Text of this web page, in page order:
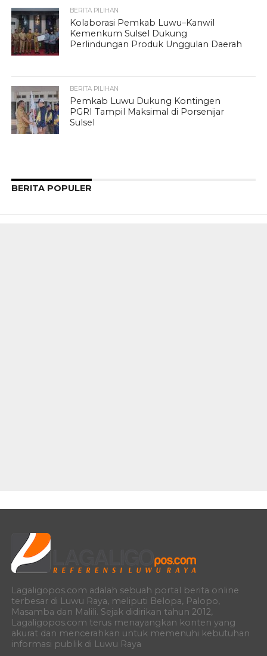
BERITA PILIHAN
Kolaborasi Pemkab Luwu–Kanwil
Kemenkum Sulsel Dukung
Perlindungan Produk Unggulan Daerah
BERITA PILIHAN
Pemkab Luwu Dukung Kontingen
PGRI Tampil Maksimal di Porsenijar
Sulsel
BERITA POPULER
Lagaligopos.com adalah sebuah portal berita online
terbesar di Luwu Raya, meliputi Belopa, Palopo,
Masamba dan Malili. Sejak didirikan tahun 2012,
Lagaligopos.com terus menayangkan konten yang
akurat dan mencerahkan untuk memenuhi kebutuhan
informasi publik di Luwu Raya